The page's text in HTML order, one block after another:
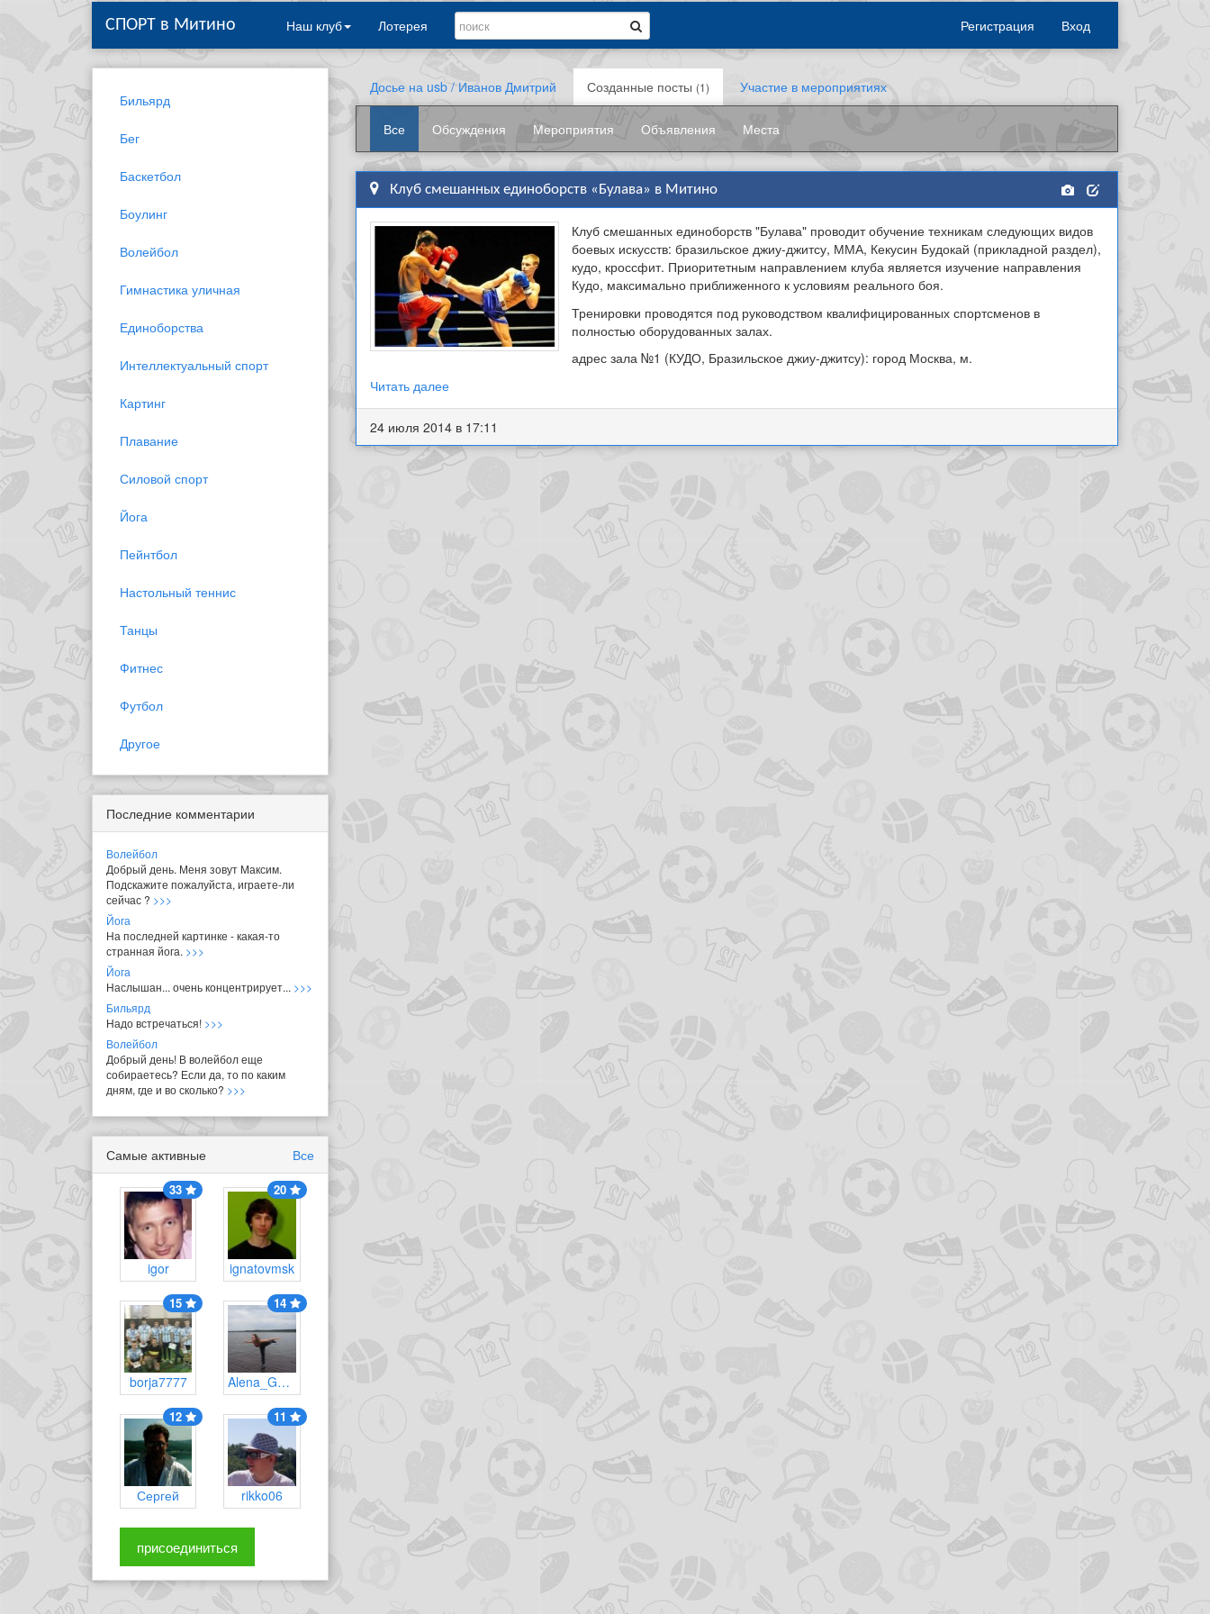
СПОРТ в Митино Наш клуб Лотерея Регистрация Вход
Бильярд
Бег
Баскетбол
Боулинг
Волейбол
Гимнастика уличная
Единоборства
Интеллектуальный спорт
Картинг
Плавание
Силовой спорт
Йога
Пейнтбол
Настольный теннис
Танцы
Фитнес
Футбол
Другое
Последние комментарии
Волейбол
Добрый день. Меня зовут Максим.
Подскажите пожалуйста, играете-ли
сейчас ? >>>
Йога
На последней картинке - какая-то
странная йога. >>>
Йога
Наслышан... очень концентрирует... >>>
Бильярд
Надо встречаться! >>>
Волейбол
Добрый день! В волейбол еще
собираетесь? Если да, то по каким
дням, где и во сколько? >>>
Все
Самые активные
33
igor
20
ignatovmsk
15
borja7777
14
Alena_Gurskaya
12
Сергей
11
rikko06
присоединиться
Досье на usb / Иванов Дмитрий Созданные посты (1) Участие в мероприятиях
Все Обсуждения Мероприятия Объявления Места
Клуб смешанных единоборств «Булава» в Митино
Клуб смешанных единоборств "Булава" проводит обучение техникам следующих видов
боевых искусств: бразильское джиу-джитсу, ММА, Кекусин Будокай (прикладной раздел),
кудо, кроссфит. Приоритетным направлением клуба является изучение направления
Кудо, максимально приближенного к условиям реального боя.
Тренировки проводятся под руководством квалифицированных спортсменов в
полностью оборудованных залах.
адрес зала №1 (КУДО, Бразильское джиу-джитсу): город Москва, м.
Читать далее
24 июля 2014 в 17:11